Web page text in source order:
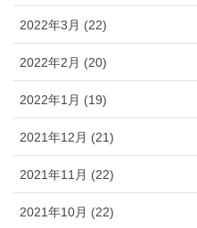
2022年3月 (22)
2022年2月 (20)
2022年1月 (19)
2021年12月 (21)
2021年11月 (22)
2021年10月 (22)